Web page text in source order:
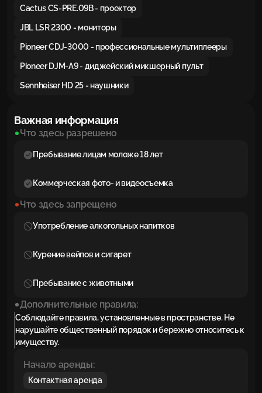
Cactus CS-PRE.09B - проектор
JBL LSR 2300 - мониторы
Pioneer CDJ-3000 - профессиональные мультиплееры
Pioneer DJM-A9 - диджейский микшерный пульт
Sennheiser HD 25 - наушники
Важная информация
Что здесь разрешено
Пребывание лицам моложе 18 лет
Коммерческая фото- и видеосъемка
Что здесь запрещено
Употребление алкогольных напитков
Курение вейпов и сигарет
Пребывание с животными
Дополнительные правила:
Соблюдайте правила, установленные в пространстве. Не
нарушайте общественный порядок и бережно относитесь к
имуществу.
Начало аренды:
Контактная аренда